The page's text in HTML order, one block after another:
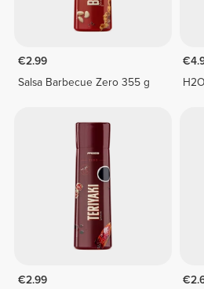
€2.99
Salsa Barbecue Zero 355 g
€2.99